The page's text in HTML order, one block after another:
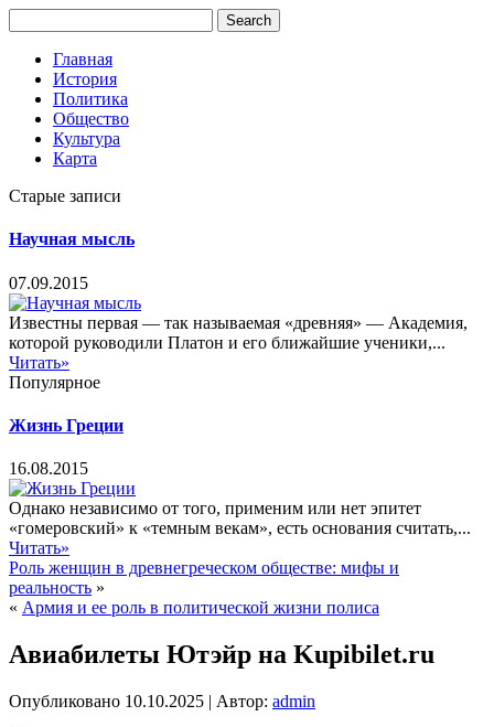
Главная
История
Политика
Общество
Культура
Карта
Старые записи
Научная мысль
07.09.2015
Известны первая — так называемая «древняя» — Академия,
которой руководили Платон и его ближайшие ученики,...
Читать»
Популярное
Жизнь Греции
16.08.2015
Однако независимо от того, применим или нет эпитет
«гомеровский» к «темным векам», есть основания считать,...
Читать»
Роль женщин в древнегреческом обществе: мифы и
реальность »
« Армия и ее роль в политической жизни полиса
Авиабилеты Ютэйр на Kupibilet.ru
Опубликовано 10.10.2025 | Автор: admin